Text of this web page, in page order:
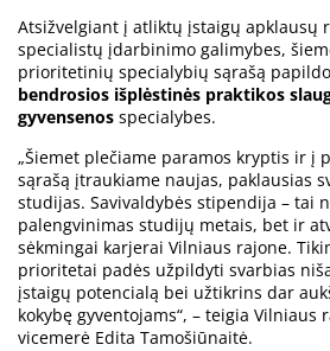
Atsižvelgiant į atliktų įstaigų apklausų
specialistų įdarbinimo galimybes,
prioritetinių specialybių sąrašą
bendrosios išplėstinės praktikos
gyvensenos specialybes.
„Šiemet plečiame paramos kryptis ir į
sąrašą įtraukiame naujas, paklausias
studijas. Savivaldybės stipendija – tai
palengvinimas studijų metais, bet ir
sėkmingai karjerai Vilniaus rajone.
prioritetai padės užpildyti svarbias
įstaigų potencialą bei užtikrins dar
kokybę gyventojams“, – teigia Vilniaus
vicemerė Edita Tamošiūnaitė.